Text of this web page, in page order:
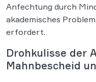
Anfechtung durch
akademisches
erfordert.
Drohkulisse der
Mahnbescheid